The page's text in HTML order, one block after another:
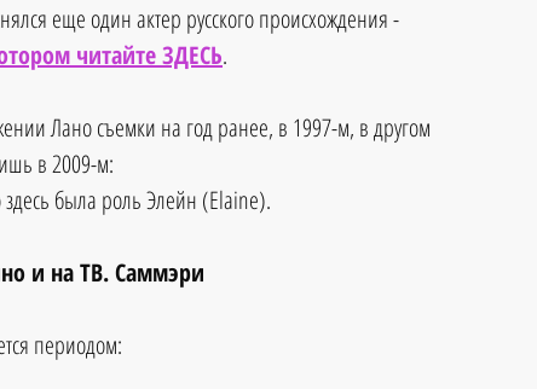
еще один актер русского происхождения -
читайте ЗДЕСЬ.
Лано съемки на год ранее, в 1997-м, в другом
в 2009-м:
была роль Элейн (Elaine).
и на ТВ. Саммэри
периодом: